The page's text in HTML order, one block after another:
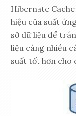
Hibernate
hiệu của suất
sở dữ liệu để
liệu càng nhiều
suất tốt hơn cho